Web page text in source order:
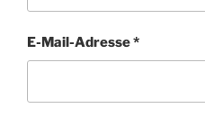
E-Mail-Adresse*